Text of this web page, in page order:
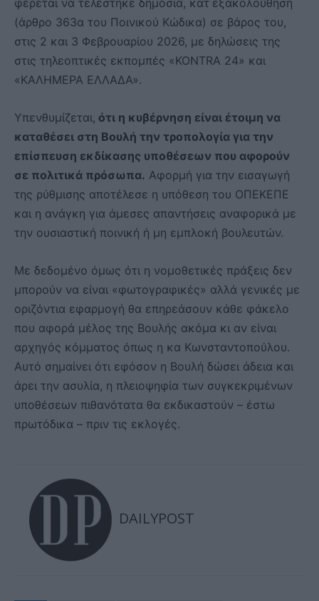
φέρεται να τελέστηκε δημόσια, κατ΄εξακολούθηση
(άρθρο 363α του Ποινικού Κώδικα) σε βάρος του,
στις 2 και 3 Φεβρουαρίου 2026, με δηλώσεις της
στις τηλεοπτικές εκπομπές «KONTRA 24» και
«ΚΑΛΗΜΕΡΑ ΕΛΛΑΔΑ».
Υπενθυμίζεται, ότι η κυβέρνηση είναι έτοιμη να
καταθέσει στη Βουλή την τροπολογία για την
επίσπευση εκδίκασης υποθέσεων που αφορούν
σε πολιτικά πρόσωπα. Αφορμή για την εισαγωγή
της ρύθμισης αποτέλεσε η υπόθεση του ΟΠΕΚΕΠΕ
και η ανάγκη για άμεσες απαντήσεις αναφορικά με
την ουσιαστική ποινική ή μη εμπλοκή βουλευτών.
Με δεδομένο όμως ότι η νομοθετικές πράξεις δεν
μπορούν να είναι «φωτογραφικές» αλλά γενικές με
οριζόντια εφαρμογή θα επηρεάσουν κάθε φάκελο
που αφορά μέλος της Βουλής ακόμα κι αν είναι
αρχηγός κόμματος όπως η κα Κωνσταντοπούλου.
Αυτό σημαίνει ότι εφόσον η Βουλή δώσει άδεια και
άρει την ασυλία, η πλειοψηφία των συγκεκριμένων
υποθέσεων πιθανότατα θα εκδικαστούν – έστω
πρωτόδικα – πριν τις εκλογές.
DAILYPOST